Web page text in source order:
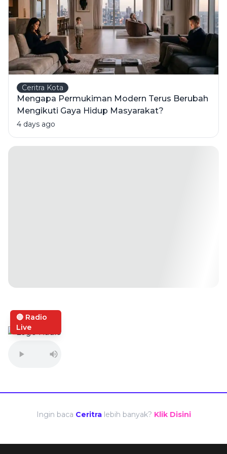
Ceritra Kota
Mengapa Permukiman Modern Terus Berubah
Mengikuti Gaya Hidup Masyarakat?
4 days ago
🔴 Radio
Live
Ingin baca Ceritra lebih banyak? Klik Disini